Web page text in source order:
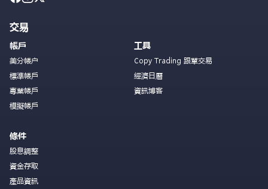
交易
帳戶
美分帳户
標準帳戶
專業帳戶
模擬帳戶
條件
股息調整
資金存取
產品資訊
工具
Copy Trading 跟單交易
經濟日曆
資訊博客